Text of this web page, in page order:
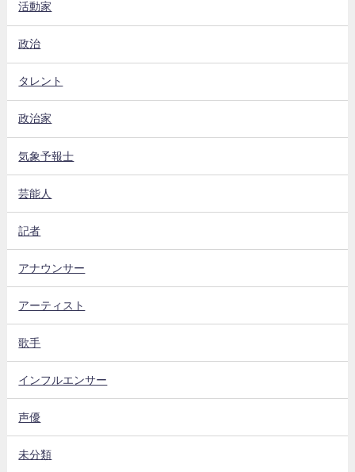
活動家
政治
タレント
政治家
気象予報士
芸能人
記者
アナウンサー
アーティスト
歌手
インフルエンサー
声優
未分類